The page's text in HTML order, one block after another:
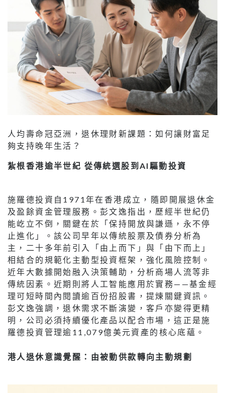
人均壽命冠亞洲，退休理財新課題：如何讓財富足
夠支持晚年生活？
紮根香港逾半世紀 從傳統選股到AI驅動投資
施羅德投資自1971年在香港成立，隨即開展退休金
及盈餘資金管理服務。彭文逸指出，歷經半世紀仍
能屹立不倒，關鍵在於「保持開放與謙遜，永不停
止進化」。該公司早年以傳統股票及債券分析為
主，二十多年前引入「由上而下」與「由下而上」
相結合的規範化主動型投資框架，強化風險控制。
近年大數據開始融入決策輔助，分析商場人流等非
傳統因素。近期則將人工智能應用於實務——基金經
理可短時間內閱讀逾百份招股書，提煉關鍵資訊。
彭文逸強調，退休需求不斷演變，客戶亦變得更精
明，公司必須持續優化產品以配合市場，這正是施
羅德投資管理逾11,079億美元資產的核心底蘊。
港人退休意識覺醒：由被動供款轉向主動規劃